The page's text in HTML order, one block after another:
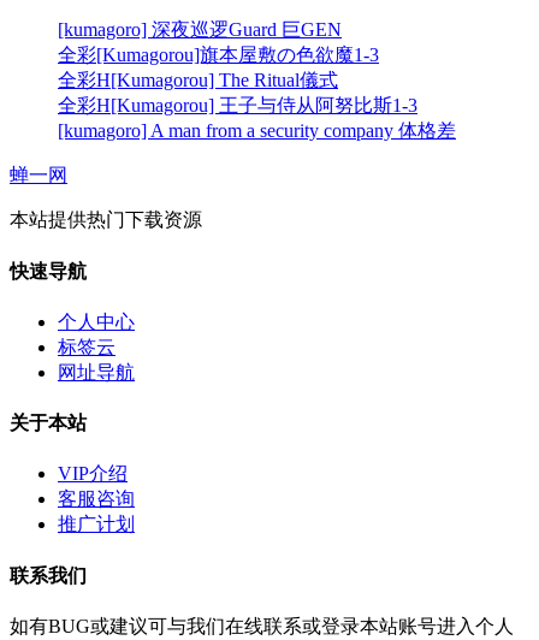
[kumagoro] 深夜巡逻Guard 巨GEN
全彩[Kumagorou]旗本屋敷の色欲魔1-3
全彩H[Kumagorou] The Ritual儀式
全彩H[Kumagorou] 王子与侍从阿努比斯1-3
[kumagoro] A man from a security company 体格差
蝉一网
本站提供热门下载资源
快速导航
个人中心
标签云
网址导航
关于本站
VIP介绍
客服咨询
推广计划
联系我们
如有BUG或建议可与我们在线联系或登录本站账号进入个人